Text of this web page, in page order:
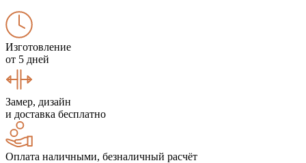
Изготовление
от 5 дней
Замер, дизайн
и доставка бесплатно
Оплата наличными, безналичный расчёт